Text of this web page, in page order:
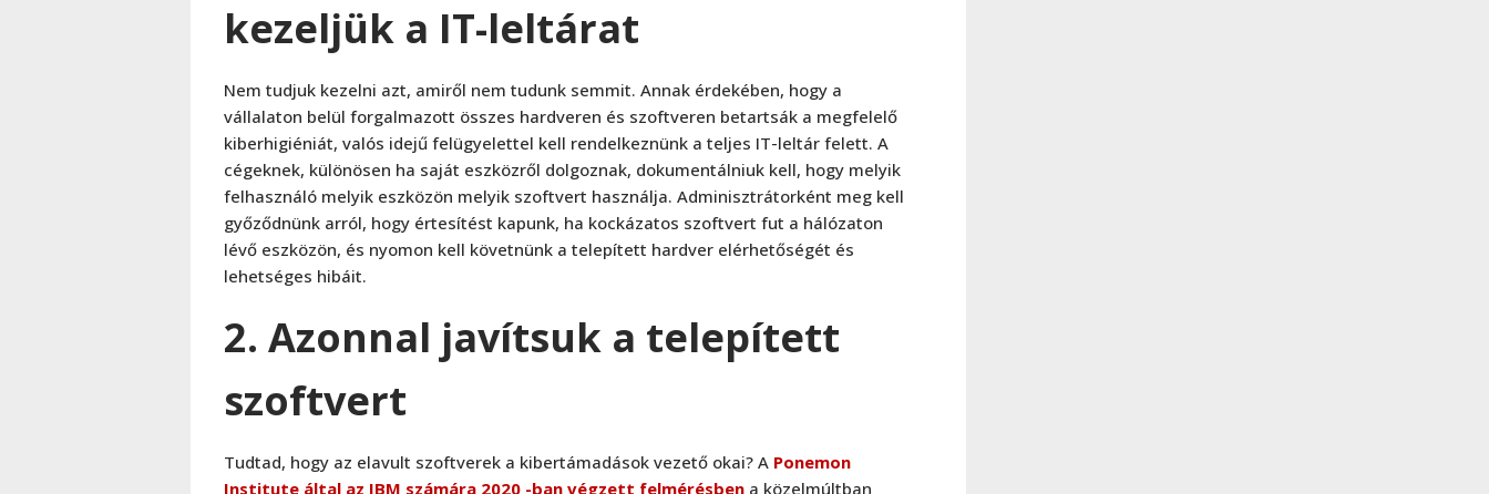
kezeljük a IT-leltárat
Nem tudjuk kezelni azt, amiről nem tudunk semmit. Annak érdekében, hogy a
vállalaton belül forgalmazott összes hardveren és szoftveren betartsák a megfelelő
kiberhigiéniát, valós idejű felügyelettel kell rendelkeznünk a teljes IT-leltár felett. A
cégeknek, különösen ha saját eszközről dolgoznak, dokumentálniuk kell, hogy melyik
felhasználó melyik eszközön melyik szoftvert használja. Adminisztrátorként meg kell
győződnünk arról, hogy értesítést kapunk, ha kockázatos szoftvert fut a hálózaton
lévő eszközön, és nyomon kell követnünk a telepített hardver elérhetőségét és
lehetséges hibáit.
2. Azonnal javítsuk a telepített
szoftvert
Tudtad, hogy az elavult szoftverek a kibertámadások vezető okai? A Ponemon
Institute által az IBM számára 2020 -ban végzett felmérésben a közelmúltban